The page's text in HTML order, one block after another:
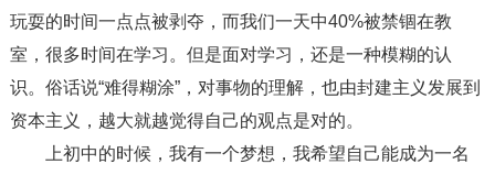
玩耍的时间一点点被剥夺，而我们一天中40%被禁锢在教
室，很多时间在学习。但是面对学习，还是一种模糊的认
识。俗话说“难得糊涂”，对事物的理解，也由封建主义发展到
资本主义，越大就越觉得自己的观点是对的。
上初中的时候，我有一个梦想，我希望自己能成为一名